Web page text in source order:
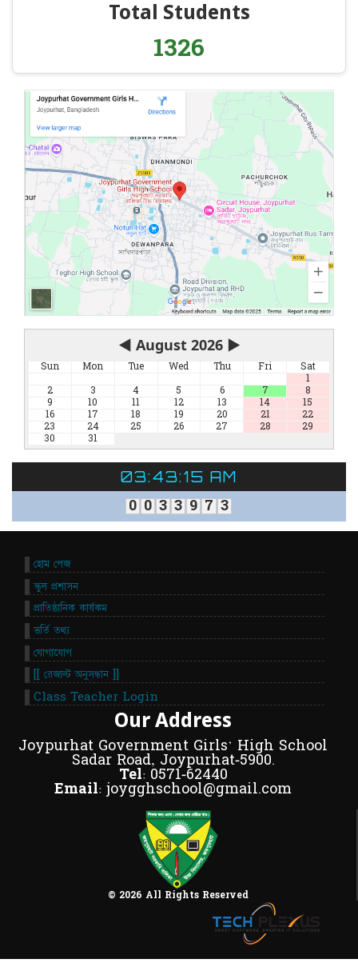
Total Students
1326
◀ August 2026 ▶
Sun Mon Tue Wed Thu Fri
Sat
1
2
3 4 5 6 7
8
9
10 11 12 13 14
15
16
17 18 19 20 21
22
23
24 25 26 27 28
29
30
31
03:43:15 AM
0 0 3 3 9 7 3
© 2026 All Rights Reserved
Our Address
Joypurhat Government Girls' High School
Sadar Road, Joypurhat-5900.
Tel: 0571-62440
Email: joygghschool@gmail.com
হোম পেজ
স্কুল প্রশাসন
প্রাতিষ্ঠানিক কার্যকম
ভর্তি তথ্য
যোগাযোগ
[[ রেজাল্ট অনুসন্ধান ]]
Class Teacher Login